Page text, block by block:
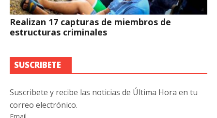
Realizan 17 capturas de miembros de
estructuras criminales
SUSCRIBETE
Suscribete y recibe las noticias de Última Hora en tu
correo electrónico.
Email